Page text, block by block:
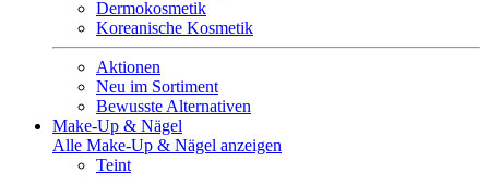
Dermokosmetik
Koreanische Kosmetik
Aktionen
Neu im Sortiment
Bewusste Alternativen
Make-Up & Nägel
Alle Make-Up & Nägel anzeigen
Teint